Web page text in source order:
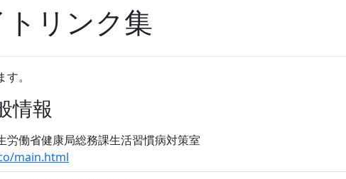
リンク集
。
情報
働省健康局総務課生活習慣病対策室
main.html